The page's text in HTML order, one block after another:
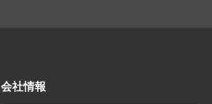
会社情報